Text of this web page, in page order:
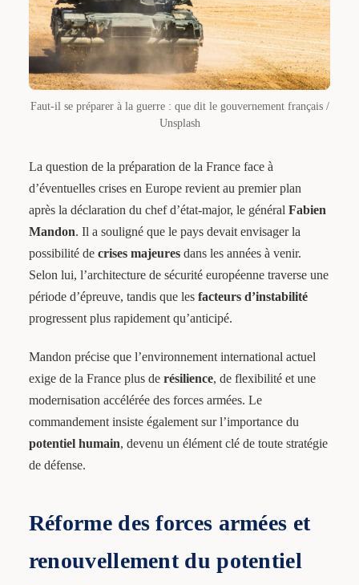
Faut-il se préparer à la guerre : que dit le gouvernement français /
Unsplash
La question de la préparation de la France face à
d’éventuelles crises en Europe revient au premier plan
après la déclaration du chef d’état-major, le général Fabien
Mandon. Il a souligné que le pays devait envisager la
possibilité de crises majeuresdans les années à venir.
Selon lui, l’architecture de sécurité européenne traverse une
période d’épreuve, tandis que les facteurs d’instabilité
progressent plus rapidement qu’anticipé.
Mandon précise que l’environnement international actuel
exige de la France plus de résilience, de flexibilité et une
modernisation accélérée des forces armées. Le
commandement insiste également sur l’importance du
potentiel humain, devenu un élément clé de toute stratégie
de défense.
Réforme des forces armées et
renouvellement du potentiel